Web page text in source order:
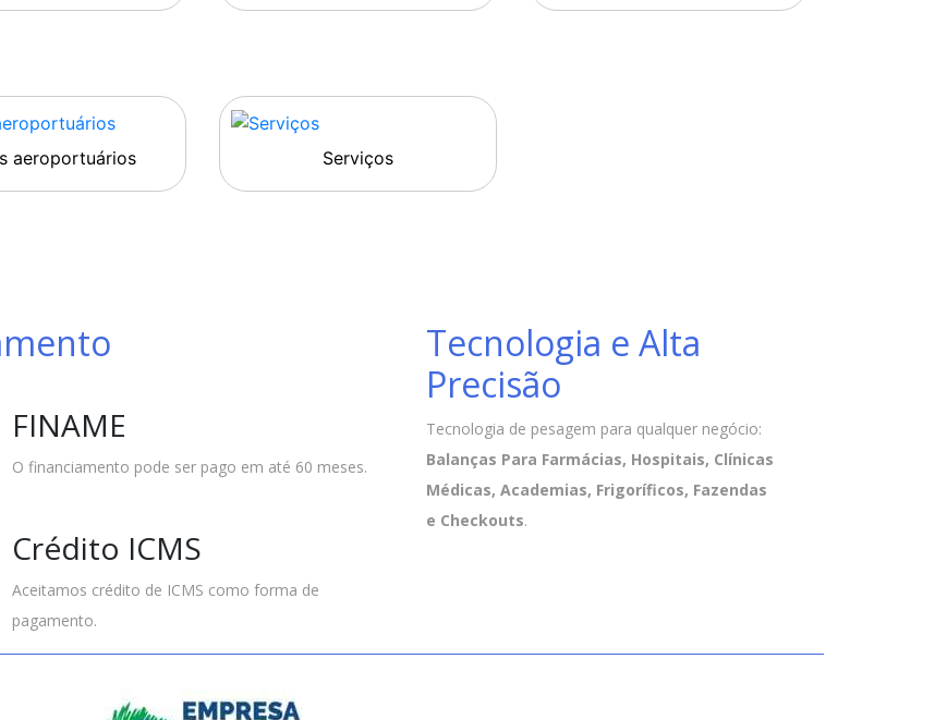
aeroportuários Serviços
FINAME
O financiamento pode ser pago em até 60 meses.
Crédito ICMS
Aceitamos crédito de ICMS como forma de
pagamento.
Tecnologia e Alta
Precisão
Tecnologia de pesagem para qualquer negócio:
Balanças Para Farmácias, Hospitais, Clínicas
Médicas, Academias, Frigoríficos, Fazendas
e Checkouts.